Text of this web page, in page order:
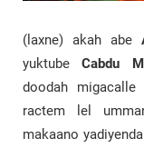
(laxne) akah abe
yuktubeCabdu
doodah migacalle
ractem lel
makaano